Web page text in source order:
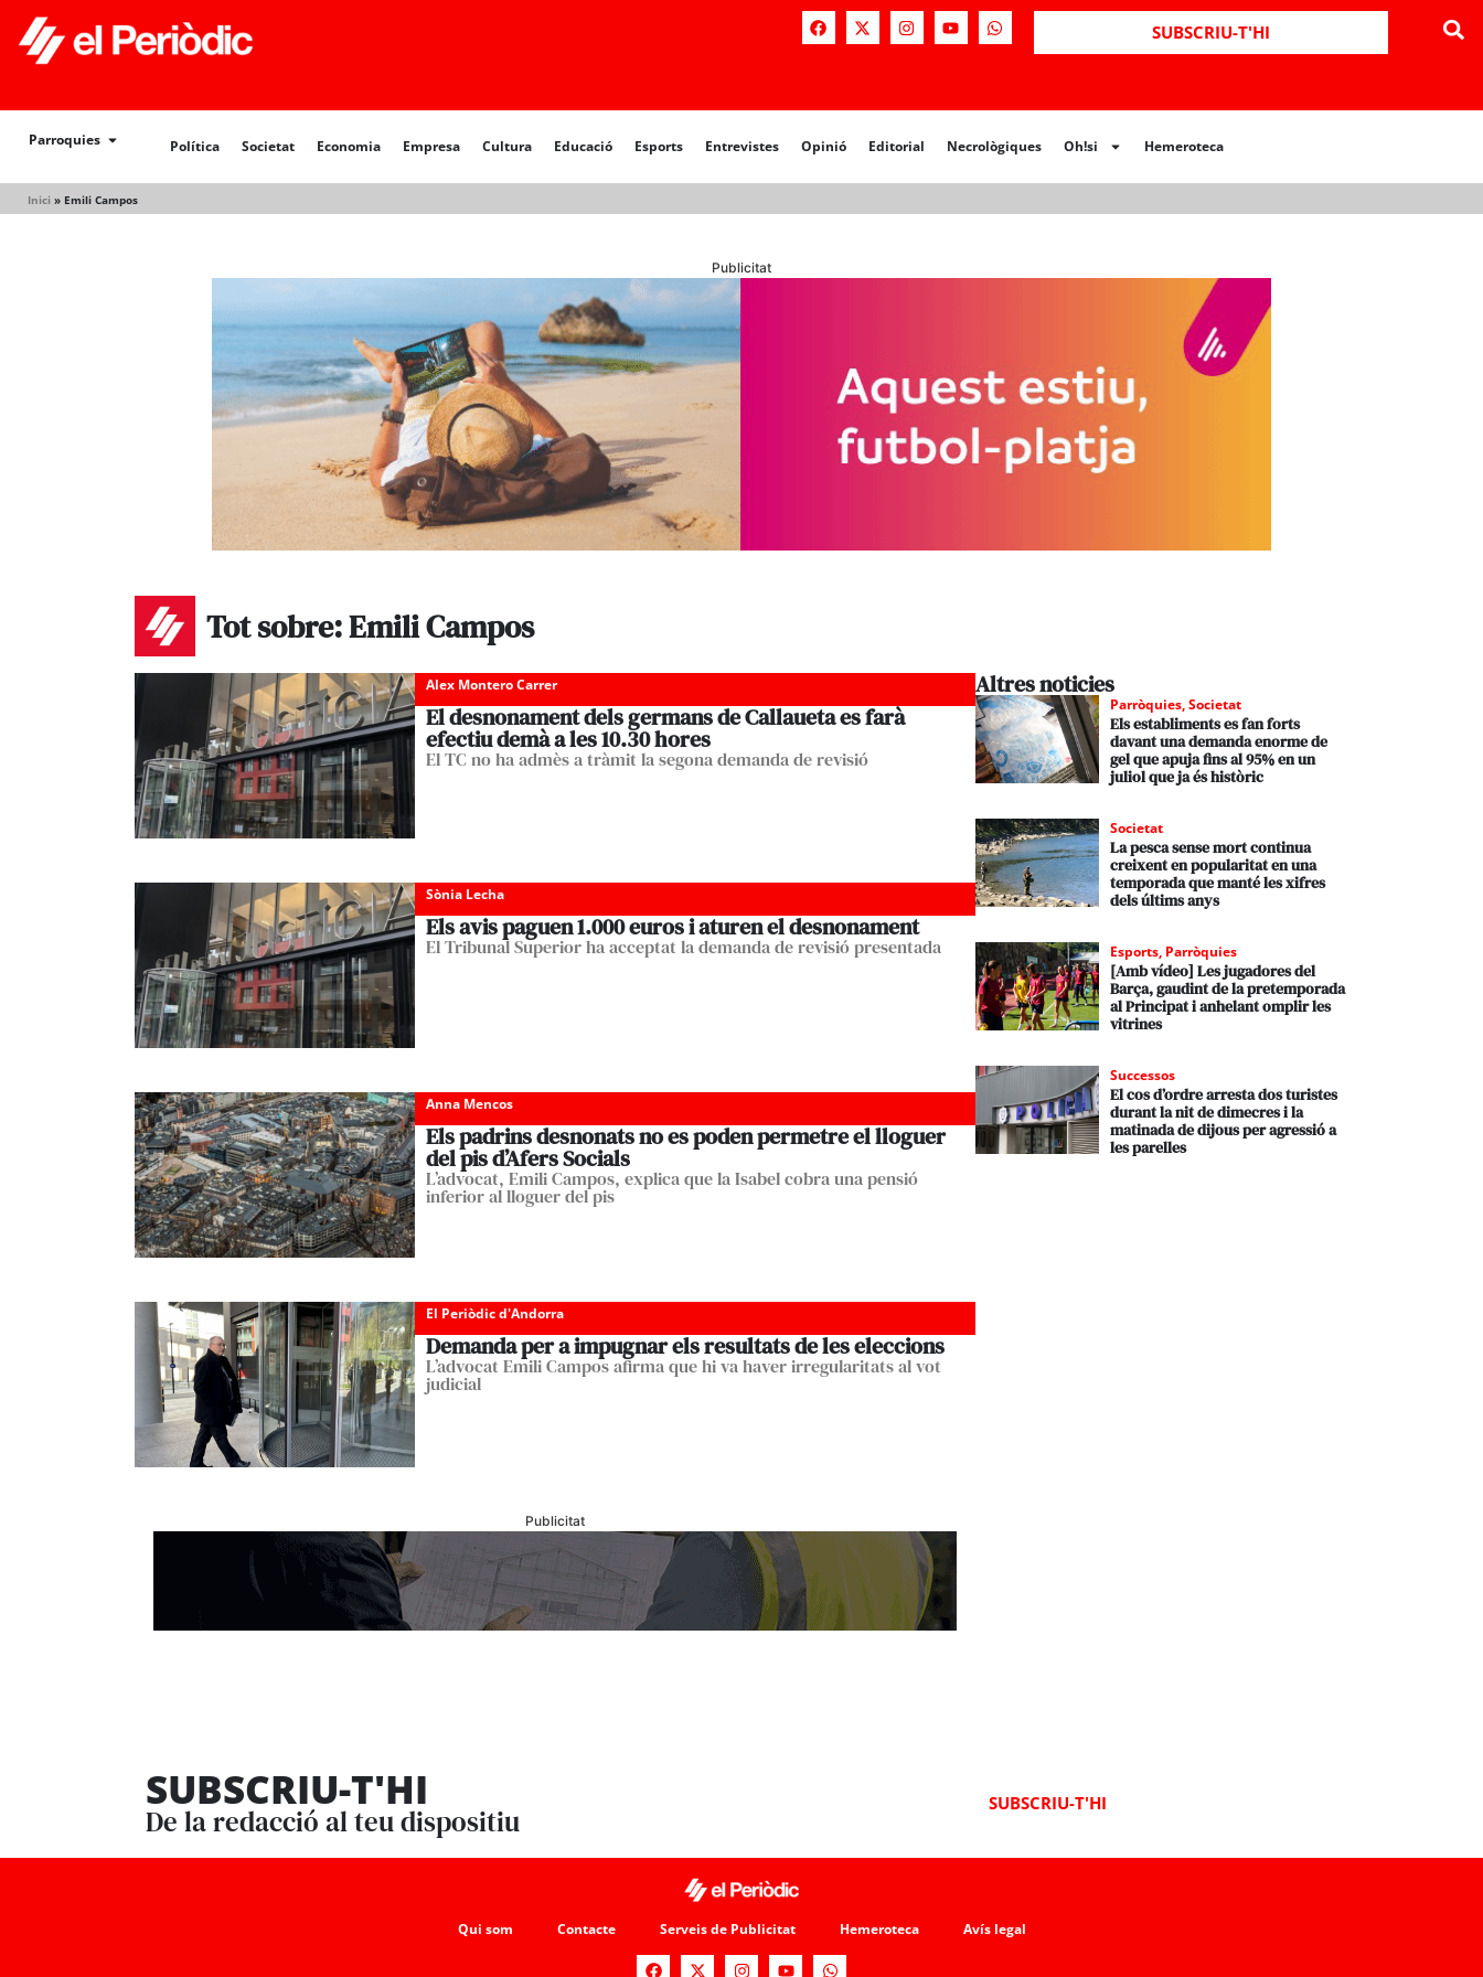
SUBSCRIU-T'HI
Parroquies Política Societat Economia Empresa Cultura Educació Esports Entrevistes Opinió Editorial Necrològiques Oh!si Hemeroteca
Inici » Emili Campos
Política Societat Opinió Editorial Necrològiques Hemeroteca
Publicitat
Tot sobre: Emili Campos
Alex Montero Carrer
El desnonament dels germans de Callaueta es farà
efectiu demà a les 10.30 hores
El TC no ha admès a tràmit la segona demanda de revisió
Sònia Lecha
Els avis paguen 1.000 euros i aturen el desnonament
El Tribunal Superior ha acceptat la demanda de revisió presentada
Anna Mencos
Els padrins desnonats no es poden permetre el lloguer
del pis d’Afers Socials
L’advocat, Emili Campos, explica que la Isabel cobra una pensió
inferior al lloguer del pis
El Periòdic d'Andorra
Demanda per a impugnar els resultats de les eleccions
L’advocat Emili Campos afirma que hi va haver irregularitats al vot
judicial
Publicitat
Altres noticies
Parròquies,Societat
Els establiments es fan forts
davant una demanda enorme de
gel que apuja fins al 95% en un
juliol que ja és històric
Societat
La pesca sense mort continua
creixent en popularitat en una
temporada que manté les xifres
dels últims anys
Esports, Parròquies
[Amb vídeo] Les jugadores del
Barça, gaudint de la pretemporada
al Principat i anhelant omplir les
vitrines
Successos
El cos d’ordre arresta dos turistes
durant la nit de dimecres i la
matinada de dijous per agressió a
les parelles
SUBSCRIU-T'HI
De la redacció al teu dispositiu
SUBSCRIU-T'HI
Qui som Contacte Serveis de Publicitat Hemeroteca Avís legal